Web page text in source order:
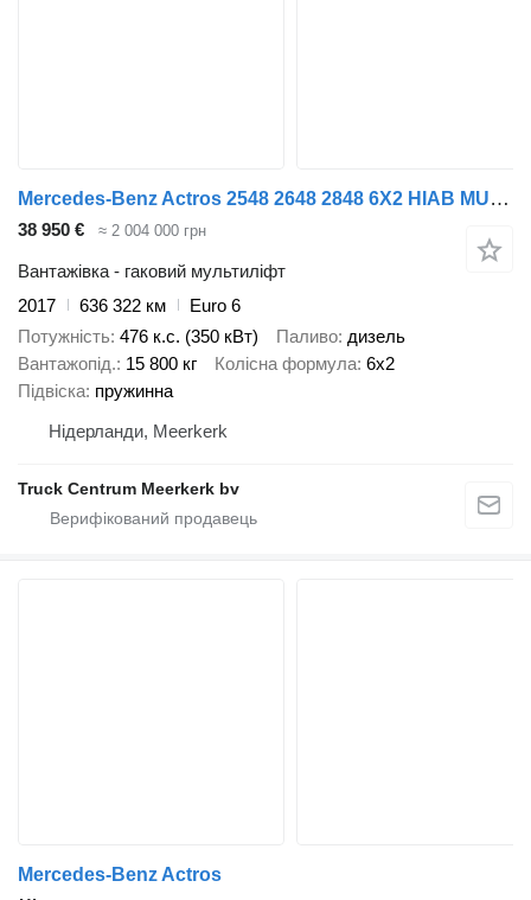
Mercedes-Benz Actros 2548 2648 2848 6X2 HIAB MULTILIFT HAAKARM
38 950 € ≈ 2 004 000 грн
Вантажівка - гаковий мультиліфт
2017
636 322 км
Euro 6
Потужність 476 к.с. (350 кВт) Паливо дизель
Вантажопід. 15 800 кг Колісна формула 6x2
Підвіска пружинна
Нідерланди, Meerkerk
Truck Centrum Meerkerk bv
Mercedes-Benz Actros